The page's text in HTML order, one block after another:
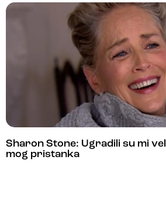
Sharon Stone: Ugradili su mi
mog pristanka